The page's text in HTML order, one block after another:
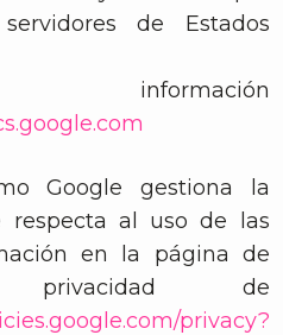
de Estados
Google gestiona la
al uso de las
en la página de
de
privacy?